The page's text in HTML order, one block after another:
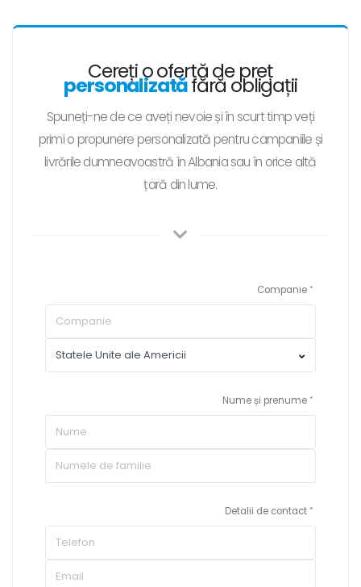
Cereți o ofertă de preț
personalizatăfără obligații
Spuneți-ne de ce aveți nevoie și în scurt timp veți
primi o propunere personalizată pentru campaniile și
livrările dumneavoastră în Albania sau în orice altă
țară din lume.
Companie
Nume și prenume
Detalii de contact